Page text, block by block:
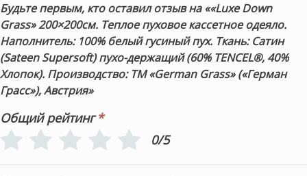
Будьте первым, кто оставил отзыв на ««Luxe Down
Grass» 200×200см. Теплое пуховое кассетное одеяло.
Наполнитель: 100% белый гусиный пух. Ткань: Сатин
(Sateen Supersoft) пухо-держащий (60% TENCEL®, 40%
Хлопок). Производство: ТМ «German Grass» («Герман
Грасс»), Австрия»
Общий рейтинг *
0/5